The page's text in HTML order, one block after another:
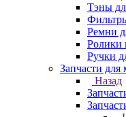
Тэны
Ремни
Ролики
Ручки
Запчасти
Назад